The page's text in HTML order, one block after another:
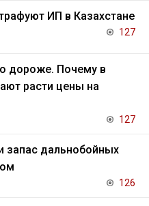
ИП в Казахстане
127
дороже. Почему в
расти цены на
127
запас дальнобойных
126